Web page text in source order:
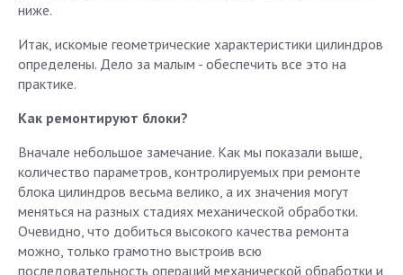
ниже.
Итак, искомые геометрические характеристики цилиндров
определены. Дело за малым - обеспечить все это на
практике.
Как ремонтируют блоки?
Вначале небольшое замечание. Как мы показали выше,
количество параметров, контролируемых при ремонте
блока цилиндров весьма велико, а их значения могут
меняться на разных стадиях механической обработки.
Очевидно, что добиться высокого качества ремонта
можно, только грамотно выстроив всю
последовательность операций механической обработки и